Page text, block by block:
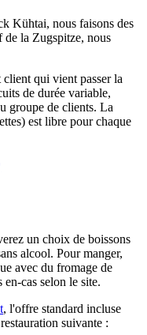
Kühtai, nous faisons des
de la Zugspitze, nous
qui vient passer la
de durée variable,
groupe de clients. La
est libre pour chaque
un choix de boissons
alcool. Pour manger,
avec du fromage de
en-cas selon le site.
, l'offre standard incluse
suivante :